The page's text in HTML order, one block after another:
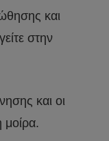
και
στην
και οι
μοίρα.